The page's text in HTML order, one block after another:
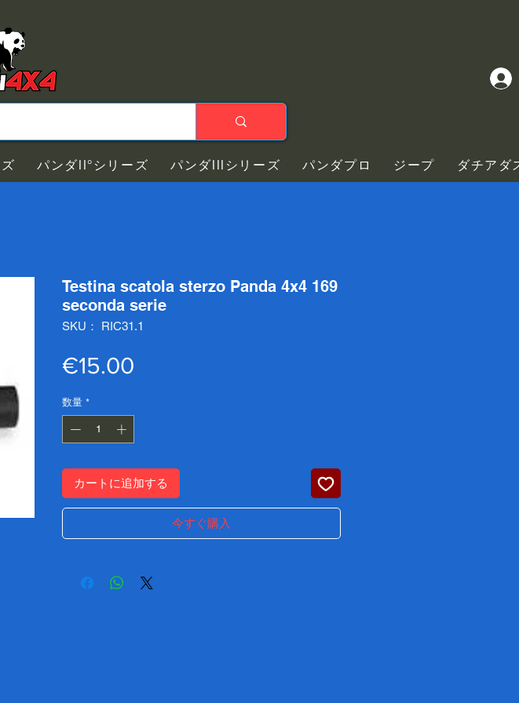
パンダII°シリーズ パンダIIIシリーズ パンダプロ ジープ ダチアダ
Testina scatola sterzo Panda 4x4 169
seconda serie
SKU： RIC31.1
€15.00
数量 *
カートに追加する
今すぐ購入